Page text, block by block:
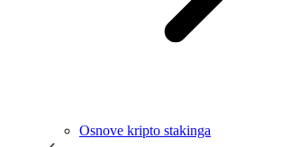
Osnove kripto stakinga